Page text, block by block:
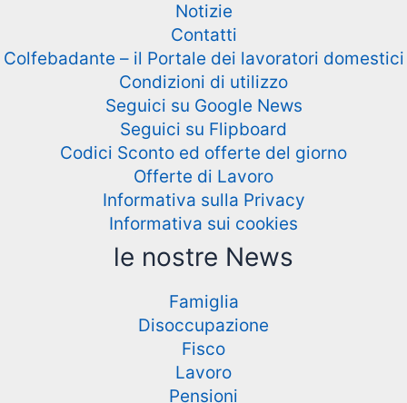
Notizie
Contatti
Colfebadante – il Portale dei lavoratori domestici
Condizioni di utilizzo
Seguici su Google News
Seguici su Flipboard
Codici Sconto ed offerte del giorno
Offerte di Lavoro
Informativa sulla Privacy
Informativa sui cookies
le nostre News
Famiglia
Disoccupazione
Fisco
Lavoro
Pensioni